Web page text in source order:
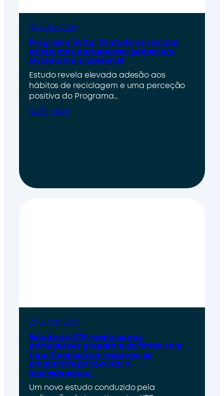
31 Julho 2026
Programa Volta: Vontade de reciclar
existe, mas portugueses pedem um
sistema mais acessível
Estudo revela elevada adesão aos
hábitos de reciclagem e uma perceção
positiva do Programa…
SABE MAIS
29 Julho 2026
Estudo da XTB revela que os
portugueses preparam as férias com
rigor financeiro e recorrem às
poupanças para evitar o
endividamento
Um novo estudo conduzido pela